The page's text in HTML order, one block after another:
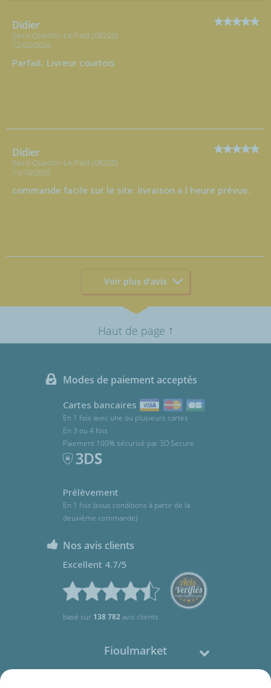
Didier
Saint-Quentin-Le-Petit (08220)
12/02/2026
Parfait. Livreur courtois
Didier
Saint-Quentin-Le-Petit (08220)
13/10/2025
commande facile sur le site .livraison a l heure prévue.
Voir plus d'avis
Haut de page ↑
Modes de paiement acceptés
Cartes bancaires
En 1 fois avec une ou plusieurs cartes
En 3 ou 4 fois
Paiement 100% sécurisé par 3D Secure
Prélèvement
En 1 fois (sous conditions à partir de la
deuxième commande)
Nos avis clients
Excellent 4.7/5
basé sur 138 782avis clients
Fioulmarket